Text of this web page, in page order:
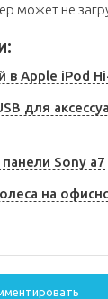
может не
в Apple iPod
для
Sony a7
на